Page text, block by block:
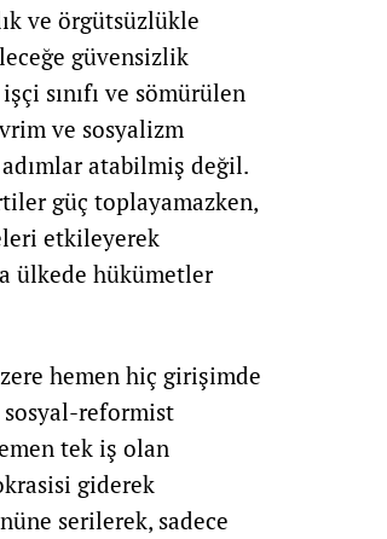
ve örgütsüzlükle
güvensizlik
sınıfı ve sömürülen
ve sosyalizm
atabilmiş değil.
güç toplayamazken,
etkileyerek
ülkede hükümetler
hemen hiç girişimde
reformist
tek iş olan
giderek
serilerek, sadece